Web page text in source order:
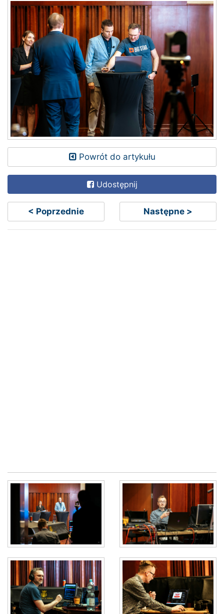
Powrót do artykułu
Udostępnij
< Poprzednie Następne >